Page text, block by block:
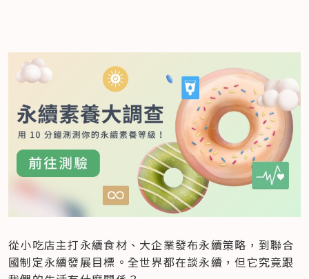
從小吃店主打永續食材、大企業發布永續策略，到聯合
國制定永續發展目標。全世界都在談永續，但它究竟跟